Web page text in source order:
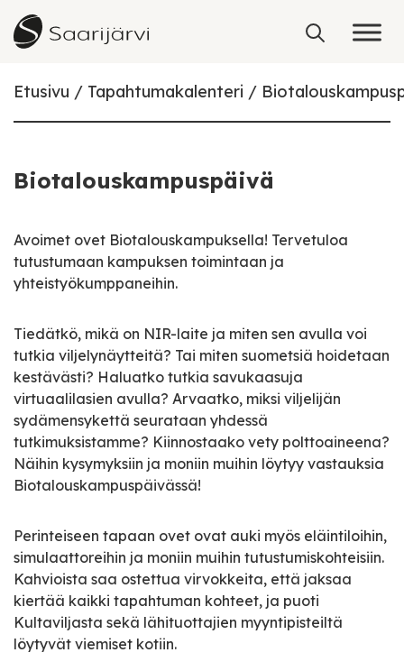
Skip to content
Etusivu Tapahtumakalenteri
Biotalouskampuspäivä
Avoimet ovet Biotalouskampuksella! Tervetuloa
tutustumaan kampuksen toimintaan ja
yhteistyökumppaneihin.
Tiedätkö, mikä on NIR-laite ja miten sen avulla voi
tutkia viljelynäytteitä? Tai miten suometsiä hoidetaan
kestävästi? Haluatko tutkia savukaasuja
virtuaalilasien avulla? Arvaatko, miksi viljelijän
sydämensykettä seurataan yhdessä
tutkimuksistamme? Kiinnostaako vety polttoaineena?
Näihin kysymyksiin ja moniin muihin löytyy vastauksia
Biotalouskampuspäivässä!
Perinteiseen tapaan ovet ovat auki myös eläintiloihin,
simulaattoreihin ja moniin muihin tutustumiskohteisiin.
Kahvioista saa ostettua virvokkeita, että jaksaa
kiertää kaikki tapahtuman kohteet, ja puoti
Kultaviljasta sekä lähituottajien myyntipisteiltä
löytyvät viemiset kotiin.